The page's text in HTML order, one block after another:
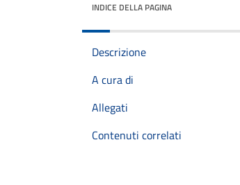
INDICE DELLA PAGINA
Descrizione
A cura di
Allegati
Contenuti correlati